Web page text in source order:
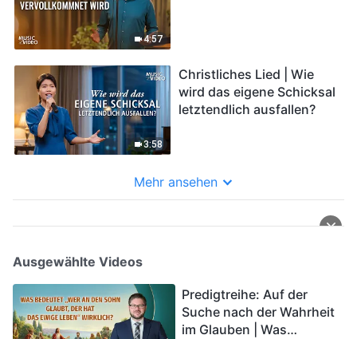
4:57
3:58
Christliches Lied | Wie
wird das eigene Schicksal
letztendlich ausfallen?
Mehr ansehen
Ausgewählte Videos
Predigtreihe: Auf der
Suche nach der Wahrheit
im Glauben | Was